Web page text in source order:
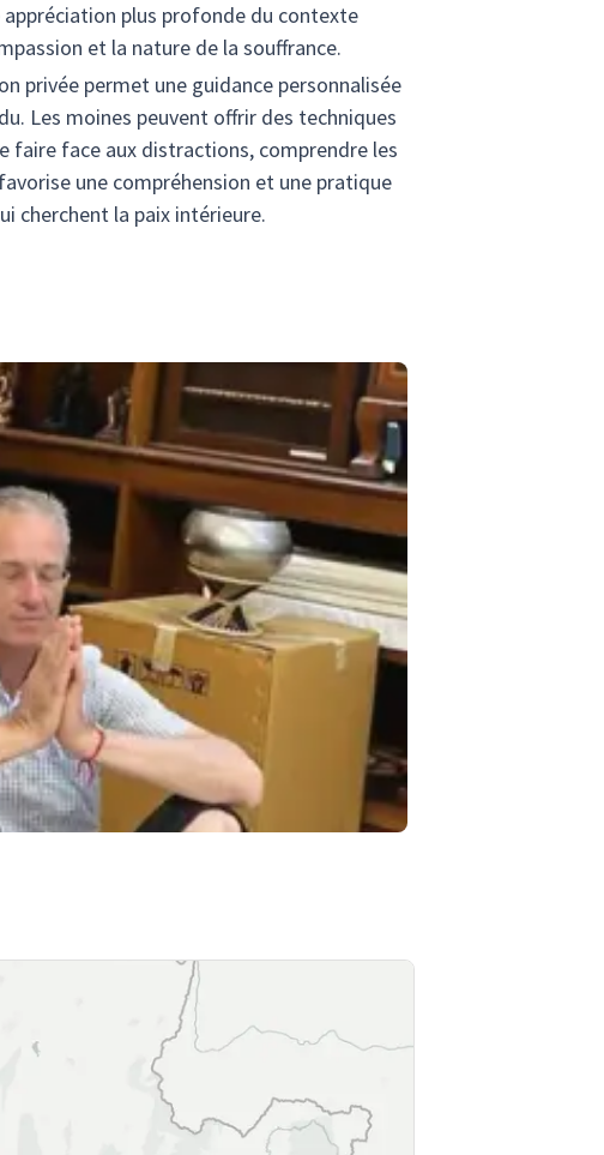
plus profonde du contexte
et la nature de la souffrance.
privée permet une guidance personnalisée
Les moines peuvent offrir des techniques
faire face aux distractions, comprendre les
une compréhension et une pratique
cherchent la paix intérieure.